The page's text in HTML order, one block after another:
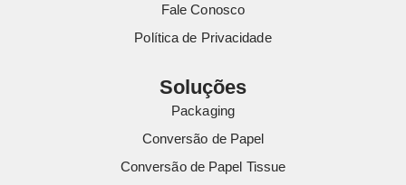
Fale Conosco
Política de Privacidade
Soluções
Packaging
Conversão de Papel
Conversão de Papel Tissue